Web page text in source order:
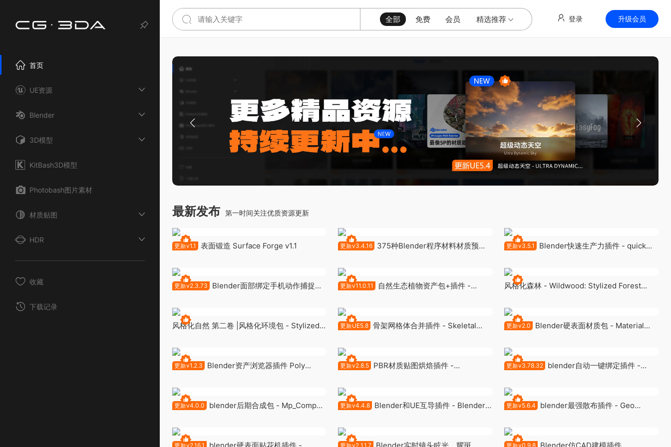
全部 免费 会员 精选推荐 登录 升级会员
首页
UE资源
Blender
3D模型
KitBash3D模型
Photobash图片素材
材质贴图
HDR
收藏
下载记录
最新发布 第一时间关注优质资源更新
更新v1.1 表面锻造 Surface Forge v1.1 更新v3.4.16
375种Blender程序材料材质预设
更新v3.5.1
Blender快速生产力插件 - quick
更新v2.3.73
Blender面部绑定手机动作捕捉插
更新v11.0.11
自然生态植物资产包+插件 -
风格化森林 - Wildwood: Stylized Forest
Biome)
风格化自然 第二卷 |风格化环境包 - Stylized
更新UE5.8
骨架网格体合并插件 - Skeletal
更新v2.0
Blender硬表面材质包 - Material
更新v1.2.3
Blender资产浏览器插件 Poly
更新v2.8.5
PBR材质贴图烘焙插件 -
更新v3.78.32
blender自动一键绑定插件 -
更新v4.0.0
blender后期合成包 - Mp_Comp
更新v4.4.8
Blender和UE互导插件 - Blender
更新v5.6.4
blender最强散布插件 - Geo
更新v2.16.1 更新v2 1.1.7 更新v0.9.8